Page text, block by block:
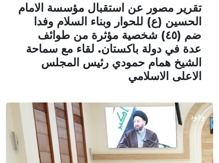
تقرير مصور عن استقبال مؤسسة الامام
الحسين (ع) للحوار وبناء السلام وفدا
ضم (٤٥) شخصية مؤثرة من طوائف
عدة في دولة باكستان. لقاء مع سماحة
الشيخ همام حمودي رئيس المجلس
الاعلى الاسلامي
وفود